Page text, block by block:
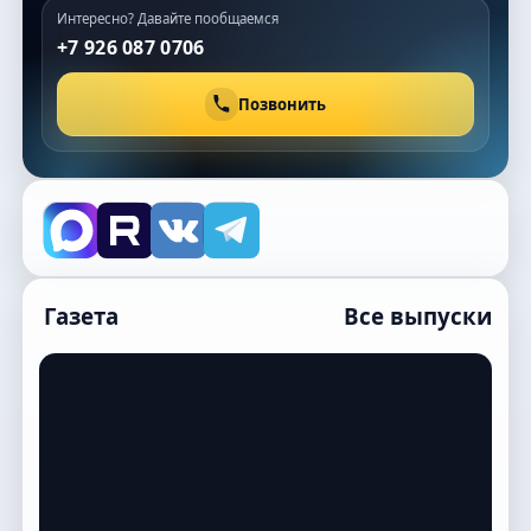
Интересно? Давайте пообщаемся
+7 926 087 0706
Позвонить
Газета Все выпуски